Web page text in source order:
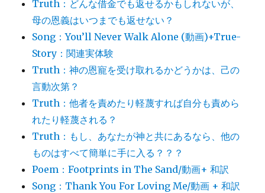
Truth：どんな借金でも返せるかもしれないが、
母の恩義はいつまでも返せない？
Song：You’ll Never Walk Alone (動画)+True-
Story：関連実体験
Truth：神の恩寵を受け取れるかどうかは、己の
言動次第？
Truth：他者を責めたり軽蔑すれば自分も責めら
れたり軽蔑される？
Truth：もし、あなたが神と共にあるなら、他の
ものはすべて簡単に手に入る？？？
Poem：Footprints in The Sand/動画+ 和訳
Song：Thank You For Loving Me/動画 + 和訳